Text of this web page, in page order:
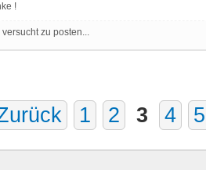
!
versucht zu posten...
1 2 3 4 5